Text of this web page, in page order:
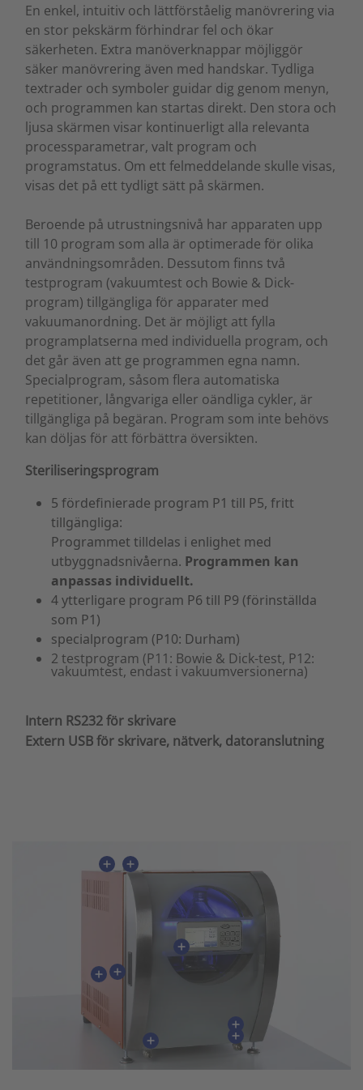
En enkel, intuitiv och lättförståelig manövrering via
en stor pekskärm förhindrar fel och ökar
säkerheten. Extra manöverknappar möjliggör
säker manövrering även med handskar. Tydliga
textrader och symboler guidar dig genom menyn,
och programmen kan startas direkt. Den stora och
ljusa skärmen visar kontinuerligt alla relevanta
processparametrar, valt program och
programstatus. Om ett felmeddelande skulle visas,
visas det på ett tydligt sätt på skärmen.
Beroende på utrustningsnivå har apparaten upp
till 10 program som alla är optimerade för olika
användningsområden. Dessutom finns två
testprogram (vakuumtest och Bowie & Dick-
program) tillgängliga för apparater med
vakuumanordning. Det är möjligt att fylla
programplatserna med individuella program, och
det går även att ge programmen egna namn.
Specialprogram, såsom flera automatiska
repetitioner, långvariga eller oändliga cykler, är
tillgängliga på begäran. Program som inte behövs
kan döljas för att förbättra översikten.
Steriliseringsprogram
5 fördefinierade program P1 till P5, fritt
tillgängliga:
Programmet tilldelas i enlighet med
utbyggnadsnivåerna. Programmen kan
anpassas individuellt.
4 ytterligare program P6 till P9 (förinställda
som P1)
specialprogram (P10: Durham)
2 testprogram (P11: Bowie & Dick-test, P12:
vakuumtest, endast i vakuumversionerna)
Intern RS232 för skrivare
Extern USB för skrivare, nätverk, datoranslutning